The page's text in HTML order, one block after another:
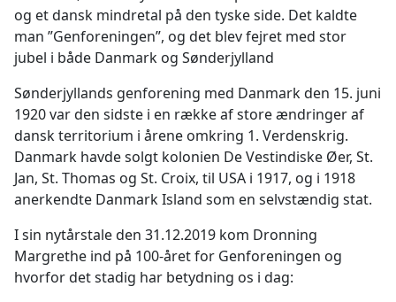
og et dansk mindretal på den tyske side. Det kaldte
man ”Genforeningen”, og det blev fejret med stor
jubel i både Danmark og Sønderjylland
Sønderjyllands genforening med Danmark den 15. juni
1920 var den sidste i en række af store ændringer af
dansk territorium i årene omkring 1. Verdenskrig.
Danmark havde solgt kolonien De Vestindiske Øer, St.
Jan, St. Thomas og St. Croix, til USA i 1917, og i 1918
anerkendte Danmark Island som en selvstændig stat.
I sin nytårstale den 31.12.2019 kom Dronning
Margrethe ind på 100-året for Genforeningen og
hvorfor det stadig har betydning os i dag: